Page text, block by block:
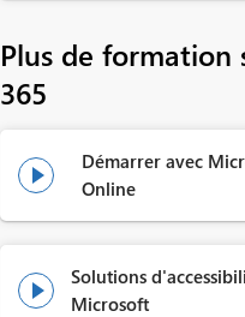
Plus de formation
365

Démarrer avec
Online

Solutions
Microsoft